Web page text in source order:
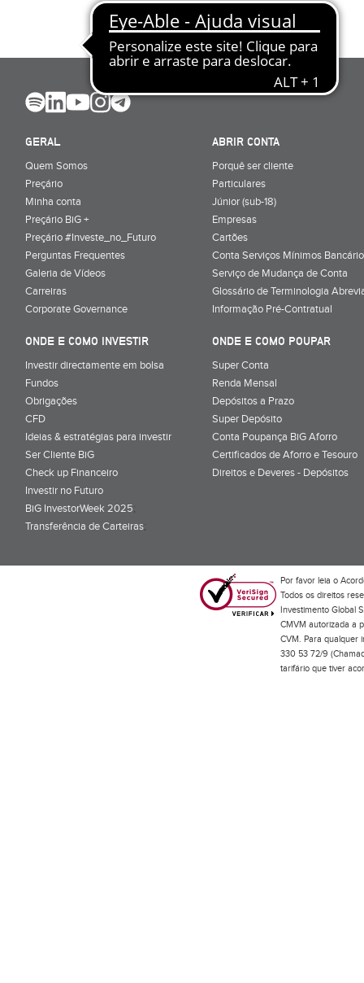
GERAL
Quem Somos
Preçário
Minha conta
Preçário BiG +
Preçário #Investe_no_Futuro
Perguntas Frequentes
Galeria de Vídeos
Carreiras
Corporate Governance
ABRIR CONTA
Porquê ser cliente
Particulares
Júnior (sub-18)
Empresas
Cartões
Conta Serviços Mínimos
Serviço de Mudança de Conta
Glossário de Terminologia
Informação Pré-Contratual
ONDE E COMO INVESTIR
Investir directamente em bolsa
Fundos
Obrigações
CFD
Ideias & estratégias para investir
Ser Cliente BiG
Check up Financeiro
Investir no Futuro
BiG InvestorWeek 2025;
Transferência de Carteiras;
ONDE E COMO POUPAR
Super Conta
Renda Mensal
Depósitos a Prazo
Super Depósito
Conta Poupança BiG Aforro
Certificados de Aforro e Tesouro
Direitos e Deveres - Depósitos
Por favor leia o
Todos os direitos
Investimento Global
CMVM autorizada a
CVM. Para qualquer
330 53 72/9
tarifário que tiver